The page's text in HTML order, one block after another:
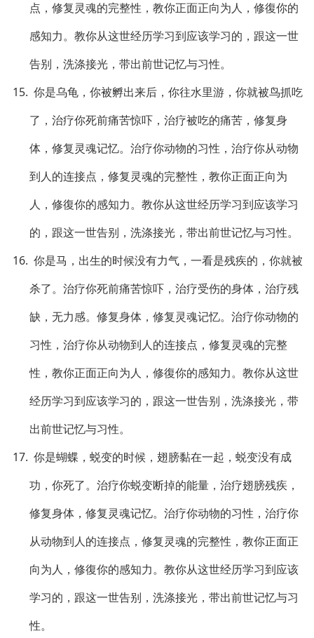
点，修复灵魂的完整性，教你正面正向为人，修復你的
感知力。教你从这世经历学习到应该学习的，跟这一世
告别，洗涤接光，带出前世记忆与习性。
15. 你是乌龟，你被孵出来后，你往水里游，你就被鸟抓吃
了，治疗你死前痛苦惊吓，治疗被吃的痛苦，修复身
体，修复灵魂记忆。治疗你动物的习性，治疗你从动物
到人的连接点，修复灵魂的完整性，教你正面正向为
人，修復你的感知力。教你从这世经历学习到应该学习
的，跟这一世告别，洗涤接光，带出前世记忆与习性。
16. 你是马，出生的时候没有力气，一看是残疾的，你就被
杀了。治疗你死前痛苦惊吓，治疗受伤的身体，治疗残
缺，无力感。修复身体，修复灵魂记忆。治疗你动物的
习性，治疗你从动物到人的连接点，修复灵魂的完整
性，教你正面正向为人，修復你的感知力。教你从这世
经历学习到应该学习的，跟这一世告别，洗涤接光，带
出前世记忆与习性。
17. 你是蝴蝶，蜕变的时候，翅膀黏在一起，蜕变没有成
功，你死了。治疗你蜕变断掉的能量，治疗翅膀残疾，
修复身体，修复灵魂记忆。治疗你动物的习性，治疗你
从动物到人的连接点，修复灵魂的完整性，教你正面正
向为人，修復你的感知力。教你从这世经历学习到应该
学习的，跟这一世告别，洗涤接光，带出前世记忆与习
性。